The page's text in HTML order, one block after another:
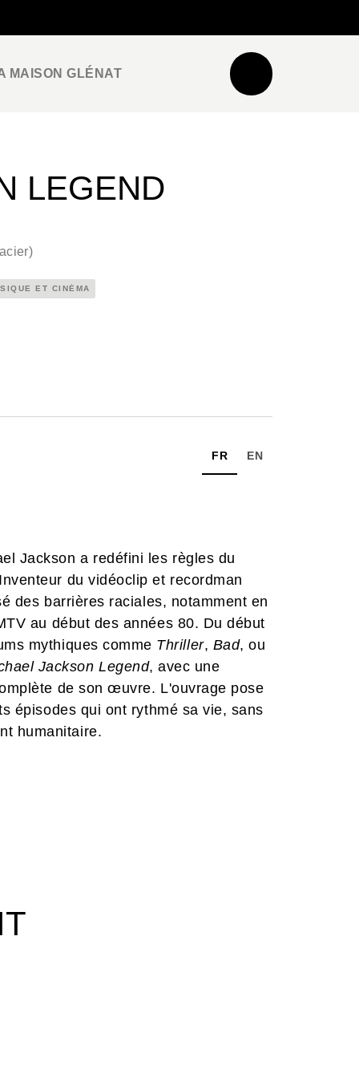
MAISON GLÉNAT
LEGEND
)
ET CINÉMA
FR EN
Jackson a redéfini les règles du
du vidéoclip et recordman
des barrières raciales, notamment en
au début des années 80. Du début
mythiques comme Thriller, Bad, ou
Jackson Legend, avec une
de son œuvre. L'ouvrage pose
épisodes qui ont rythmé sa vie, sans
humanitaire.